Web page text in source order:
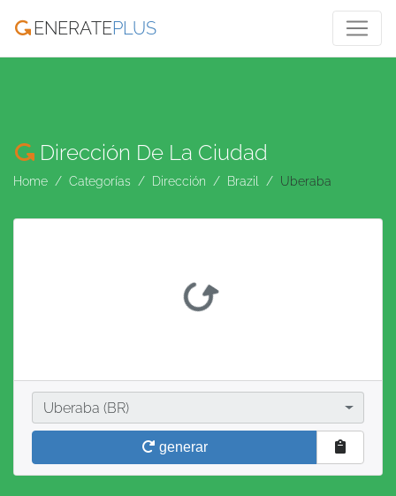
ENERATEPLUS
Dirección De La Ciudad
Home Categorías Dirección Brazil Uberaba
Ciudad
Uberaba (BR)
generar